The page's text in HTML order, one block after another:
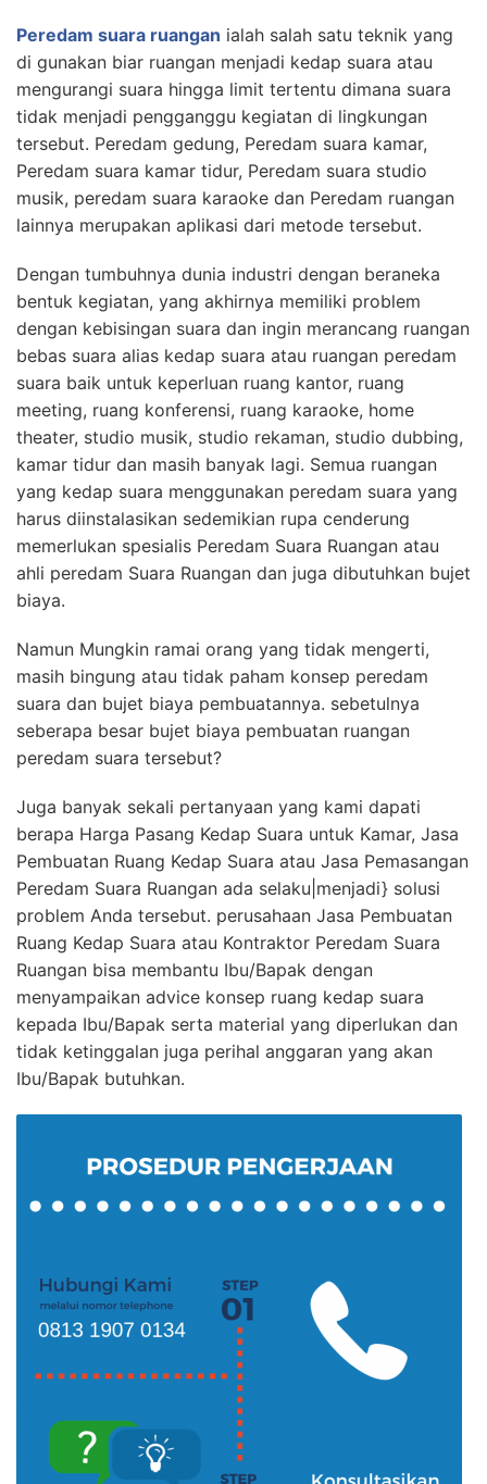
Peredam suara ruangan ialah salah satu teknik yang
di gunakan biar ruangan menjadi kedap suara atau
mengurangi suara hingga limit tertentu dimana suara
tidak menjadi pengganggu kegiatan di lingkungan
tersebut. Peredam gedung, Peredam suara kamar,
Peredam suara kamar tidur, Peredam suara studio
musik, peredam suara karaoke dan Peredam ruangan
lainnya merupakan aplikasi dari metode tersebut.
Dengan tumbuhnya dunia industri dengan beraneka
bentuk kegiatan, yang akhirnya memiliki problem
dengan kebisingan suara dan ingin merancang ruangan
bebas suara alias kedap suara atau ruangan peredam
suara baik untuk keperluan ruang kantor, ruang
meeting, ruang konferensi, ruang karaoke, home
theater, studio musik, studio rekaman, studio dubbing,
kamar tidur dan masih banyak lagi. Semua ruangan
yang kedap suara menggunakan peredam suara yang
harus diinstalasikan sedemikian rupa cenderung
memerlukan spesialis Peredam Suara Ruangan atau
ahli peredam Suara Ruangan dan juga dibutuhkan bujet
biaya.
Namun Mungkin ramai orang yang tidak mengerti,
masih bingung atau tidak paham konsep peredam
suara dan bujet biaya pembuatannya. sebetulnya
seberapa besar bujet biaya pembuatan ruangan
peredam suara tersebut?
Juga banyak sekali pertanyaan yang kami dapati
berapa Harga Pasang Kedap Suara untuk Kamar, Jasa
Pembuatan Ruang Kedap Suara atau Jasa Pemasangan
Peredam Suara Ruangan ada selaku|menjadi} solusi
problem Anda tersebut. perusahaan Jasa Pembuatan
Ruang Kedap Suara atau Kontraktor Peredam Suara
Ruangan bisa membantu Ibu/Bapak dengan
menyampaikan advice konsep ruang kedap suara
kepada Ibu/Bapak serta material yang diperlukan dan
tidak ketinggalan juga perihal anggaran yang akan
Ibu/Bapak butuhkan.